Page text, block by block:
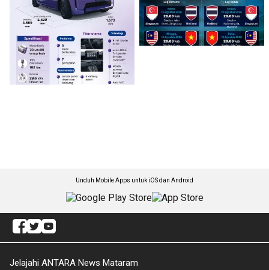
Unduh Mobile Apps untuk iOS dan Android
Jelajahi ANTARA News Mataram